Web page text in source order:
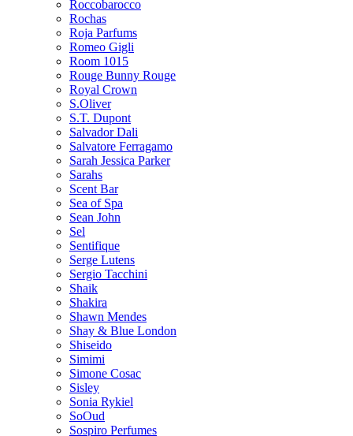
Roccobarocco
Rochas
Roja Parfums
Romeo Gigli
Room 1015
Rouge Bunny Rouge
Royal Crown
S.Oliver
S.T. Dupont
Salvador Dali
Salvatore Ferragamo
Sarah Jessica Parker
Sarahs
Scent Bar
Sea of Spa
Sean John
Sel
Sentifique
Serge Lutens
Sergio Tacchini
Shaik
Shakira
Shawn Mendes
Shay & Blue London
Shiseido
Simimi
Simone Cosac
Sisley
Sonia Rykiel
SoOud
Sospiro Perfumes